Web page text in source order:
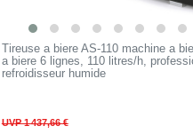
Tireuse a biere AS-110 machine a
a biere 6 lignes, 110 litres/h,
refroidisseur humide
UVP 1 437,66 €